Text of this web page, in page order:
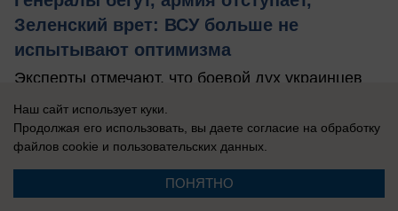
Зеленский врет: ВСУ больше не
испытывают оптимизма
Эксперты отмечают, что боевой дух украинцев
падает.
Наш сайт использует куки.
Продолжая его использовать, вы даете согласие на обработку
файлов cookie и пользовательских данных.
ПОНЯТНО